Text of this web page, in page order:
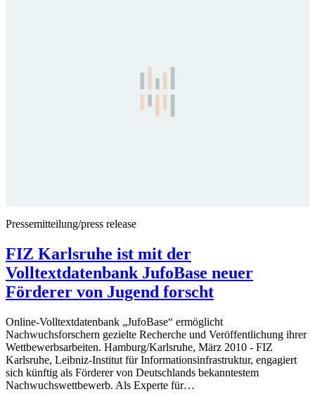
Pressemitteilung/press release
FIZ Karlsruhe ist mit der
Volltextdatenbank JufoBase neuer
Förderer von Jugend forscht
Online-Volltextdatenbank „JufoBase“ ermöglicht
Nachwuchsforschern gezielte Recherche und Veröffentlichung ihrer
Wettbewerbsarbeiten. Hamburg/Karlsruhe, März 2010 - FIZ
Karlsruhe, Leibniz-Institut für Informationsinfrastruktur, engagiert
sich künftig als Förderer von Deutschlands bekanntestem
Nachwuchswettbewerb. Als Experte für…